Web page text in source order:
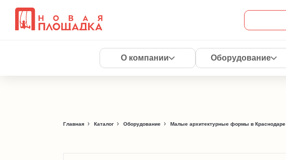
О компании Оборудование
Главная Каталог Оборудование Малые архитектурные формы в Краснодаре